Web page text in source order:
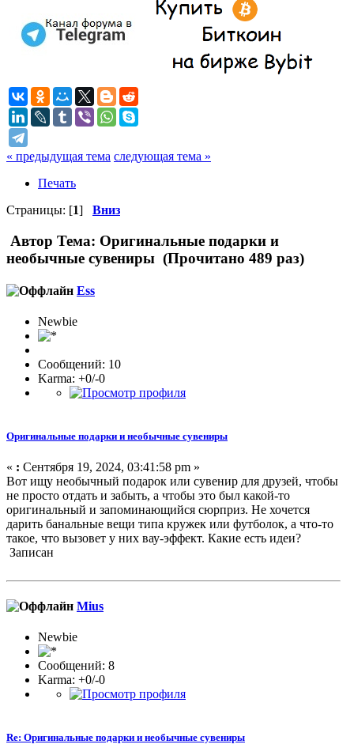
« предыдущая тема следующая тема »
Печать
Страницы: [1] Вниз
Автор Тема: Оригинальные подарки и
необычные сувениры (Прочитано 489 раз)
Ess
Newbie
Сообщений: 10
Karma: +0/-0
Оригинальные подарки и необычные сувениры
« : Сентября 19, 2024, 03:41:58 pm »
Вот ищу необычный подарок или сувенир для друзей, чтобы
не просто отдать и забыть, а чтобы это был какой-то
оригинальный и запоминающийся сюрприз. Не хочется
дарить банальные вещи типа кружек или футболок, а что-то
такое, что вызовет у них вау-эффект. Какие есть идеи?
Записан
Mius
Newbie
Сообщений: 8
Karma: +0/-0
Re: Оригинальные подарки и необычные сувениры